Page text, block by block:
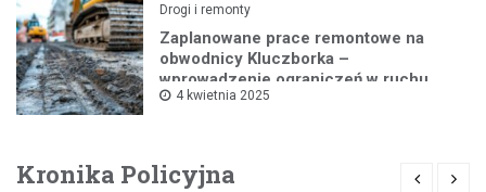
Drogi i remonty
Zaplanowane prace remontowe na
obwodnicy Kluczborka –
wprowadzenie ograniczeń w ruchu
drogowym
4 kwietnia 2025
Kronika Policyjna